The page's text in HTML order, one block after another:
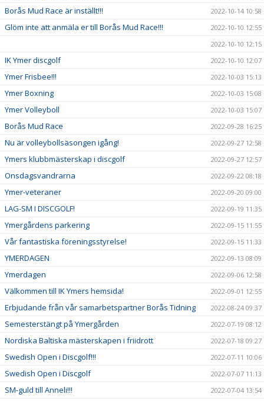
Borås Mud Race är inställt!!! 2022-10-14 10:58
Glöm inte att anmäla er till Borås Mud Race!!!
2022-10-10 12:55
2022-10-10 12:15
IK Ymer discgolf 2022-10-10 12:07
Ymer Frisbee!!! 2022-10-03 15:13
Ymer Boxning 2022-10-03 15:08
Ymer Volleyboll 2022-10-03 15:07
Borås Mud Race 2022-09-28 16:25
Nu är volleybollsäsongen igång! 2022-09-27 12:58
Ymers klubbmästerskap i discgolf 2022-09-27 12:57
Onsdagsvandrarna 2022-09-22 08:18
Ymer-veteraner 2022-09-20 09:00
LAG-SM I DISCGOLF! 2022-09-19 11:35
Ymergårdens parkering 2022-09-15 11:55
Vår fantastiska föreningsstyrelse! 2022-09-15 11:33
YMERDAGEN 2022-09-13 08:09
Ymerdagen 2022-09-06 12:58
Välkommen till IK Ymers hemsida! 2022-09-01 12:55
Erbjudande från vår samarbetspartner Borås Tidning 2022-08-24 09:37
Semesterstängt på Ymergården 2022-07-19 08:12
Nordiska Baltiska mästerskapen i friidrott 2022-07-18 09:27
Swedish Open i Discgolf!!! 2022-07-11 10:06
Swedish Open i Discgolf 2022-07-07 11:13
SM-guld till Anneli!!! 2022-07-04 13:54